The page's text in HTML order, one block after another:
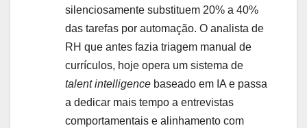
silenciosamente substituem 20% a 40%
das tarefas por automação. O analista de
RH que antes fazia triagem manual de
currículos, hoje opera um sistema de
talent intelligence baseado em IA e passa
a dedicar mais tempo a entrevistas
comportamentais e alinhamento com